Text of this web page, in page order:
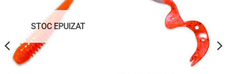
STOC EPUIZAT